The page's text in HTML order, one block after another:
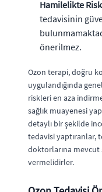
Hamilelikte
tedavisinin
önerilmez.
Ozon terapi, doğru
uygulandığında
riskleri en aza
sağlık muayenesi
detaylı bir şekilde
tedavisi yaptıranlar,
doktorlarına mevcut
vermelidirler.